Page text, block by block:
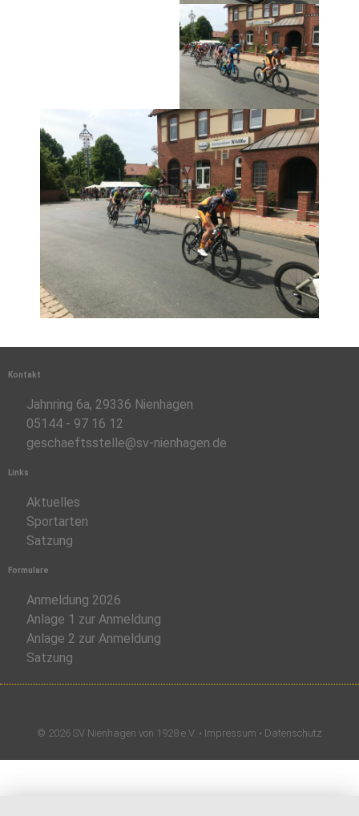
Kontakt
Jahnring 6a, 29336 Nienhagen
05144 - 97 16 12
geschaeftsstelle@sv-nienhagen.de
Links
Aktuelles
Sportarten
Satzung
Formulare
Anmeldung 2026
Anlage 1 zur Anmeldung
Anlage 2 zur Anmeldung
Satzung
© 2026 SV Nienhagen von 1928 e.V. • Impressum • Datenschutz